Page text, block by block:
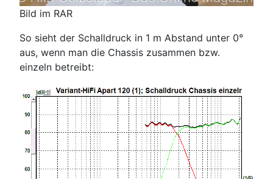
Bild im RAR
So sieht der Schalldruck in 1 m Abstand unter 0°
aus, wenn man die Chassis zusammen bzw.
einzeln betreibt: